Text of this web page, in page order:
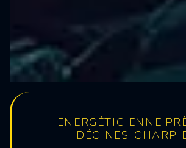
ENERGÉTICIENNE
DÉCINES-